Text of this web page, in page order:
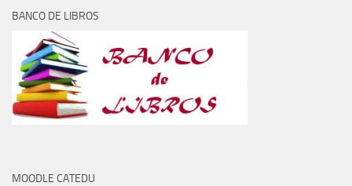
BANCO DE LIBROS
MOODLE CATEDU